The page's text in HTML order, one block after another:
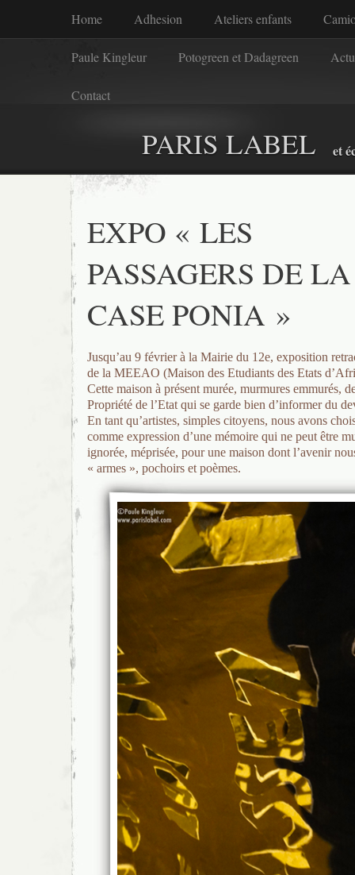
Home Adhesion Ateliers enfants
Paule Kingleur Potogreen et Dadagreen
Contact
PARIS LABEL et
EXPO « LES
PASSAGERS DE LA
CASE PONIA »
Jusqu’au 9 février à la Mairie du 12e, exposition
de la MEEAO (Maison des Etudiants des Etats
Cette maison à présent murée, murmures emmurés,
Propriété de l’Etat qui se garde bien d’informer du
En tant qu’artistes, simples citoyens, nous avons
comme expression d’une mémoire qui ne peut être
ignorée, méprisée, pour une maison dont l’avenir
« armes », pochoirs et poèmes.